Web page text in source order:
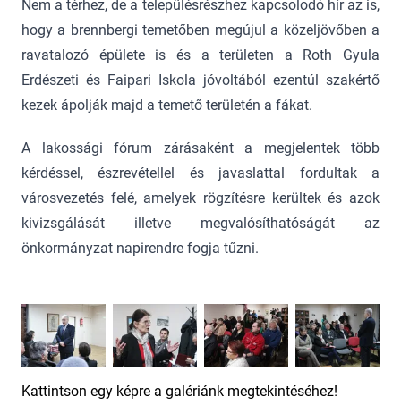
Nem a térhez, de a településrészhez kapcsolodó hír az is,
hogy a brennbergi temetőben megújul a közeljövőben a
ravatalozó épülete is és a területen a Roth Gyula
Erdészeti és Faipari Iskola jóvoltából ezentúl szakértő
kezek ápolják majd a temető területén a fákat.
A lakossági fórum zárásaként a megjelentek több
kérdéssel, észrevétellel és javaslattal fordultak a
városvezetés felé, amelyek rögzítésre kerültek és azok
kivizsgálását illetve megvalósíthatóságát az
önkormányzat napirendre fogja tűzni.
Kattintson egy képre a galériánk megtekintéséhez!